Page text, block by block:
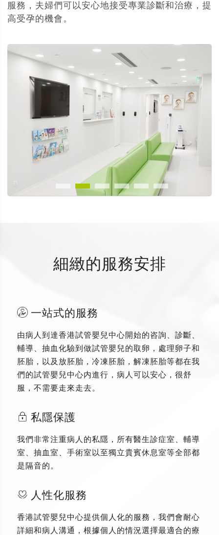
服務，夫婦們可以安心地接受專業診斷和治療，提
高受孕的機會。
細緻的服務安排
一站式的服務
由病人到達香港試管嬰兒中心開始的咨詢、診斷、
輔導、抽血化驗到做試管嬰兒的取卵，處理卵子和
胚胎，以及放胚胎，冷凍胚胎，解凍胚胎等都在我
們的試管嬰兒中心内進行，病人可以安心，很舒
服，不需要走來走去。
私隱保護
我們非常注重病人的私隱，所有醫生診症室、輔導
室、抽血室、手術室以至獨立貴賓休息室等全部都
是隔音的。
人性化服務
香港試管嬰兒中心提供個人化的服務，我們會耐心
詳細和病人溝通，根據個人的情況選擇最適合的療